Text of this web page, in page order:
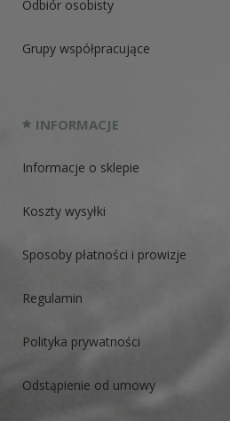
Odbiór osobisty
Grupy współpracujące
INFORMACJE
Informacje o sklepie
Koszty wysyłki
Sposoby płatności i prowizje
Regulamin
Polityka prywatności
Odstąpienie od umowy